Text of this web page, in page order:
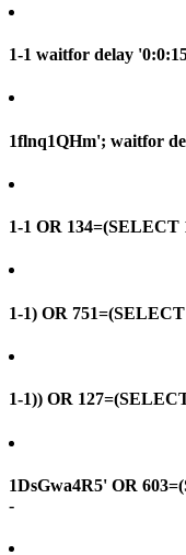
1-1 waitfor delay
1flnq1QHm'; waitfor
1-1 OR 134=(SELECT
1-1) OR
1-1)) OR
1DsGwa4R5' OR
-